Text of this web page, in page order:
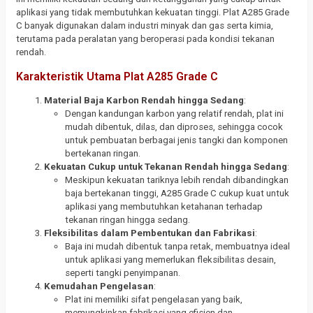
aplikasi yang tidak membutuhkan kekuatan tinggi. Plat A285 Grade
C banyak digunakan dalam industri minyak dan gas serta kimia,
terutama pada peralatan yang beroperasi pada kondisi tekanan
rendah.
Karakteristik Utama Plat A285 Grade C
Material Baja Karbon Rendah hingga Sedang:
Dengan kandungan karbon yang relatif rendah, plat ini
mudah dibentuk, dilas, dan diproses, sehingga cocok
untuk pembuatan berbagai jenis tangki dan komponen
bertekanan ringan.
Kekuatan Cukup untuk Tekanan Rendah hingga Sedang:
Meskipun kekuatan tariknya lebih rendah dibandingkan
baja bertekanan tinggi, A285 Grade C cukup kuat untuk
aplikasi yang membutuhkan ketahanan terhadap
tekanan ringan hingga sedang.
Fleksibilitas dalam Pembentukan dan Fabrikasi:
Baja ini mudah dibentuk tanpa retak, membuatnya ideal
untuk aplikasi yang memerlukan fleksibilitas desain,
seperti tangki penyimpanan.
Kemudahan Pengelasan:
Plat ini memiliki sifat pengelasan yang baik,